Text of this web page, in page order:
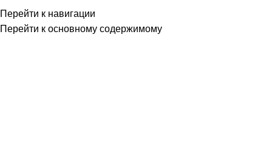
Перейти к навигации
Перейти к основному содержимому